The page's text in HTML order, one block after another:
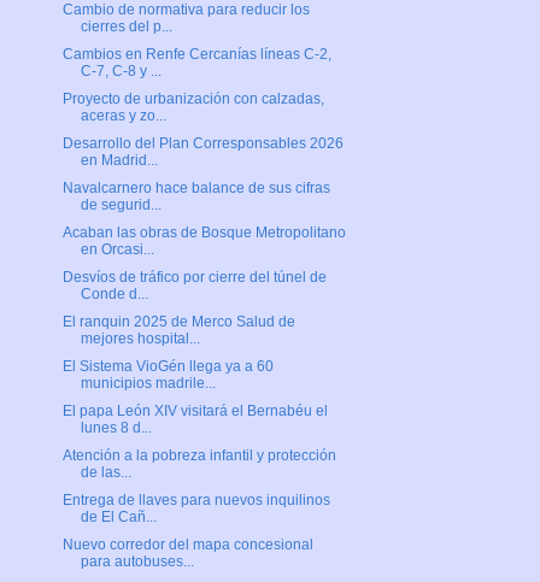
Cambio de normativa para reducir los
cierres del p...
Cambios en Renfe Cercanías líneas C-2,
C-7, C-8 y ...
Proyecto de urbanización con calzadas,
aceras y zo...
Desarrollo del Plan Corresponsables 2026
en Madrid...
Navalcarnero hace balance de sus cifras
de segurid...
Acaban las obras de Bosque Metropolitano
en Orcasi...
Desvíos de tráfico por cierre del túnel de
Conde d...
El ranquin 2025 de Merco Salud de
mejores hospital...
El Sistema VioGén llega ya a 60
municipios madrile...
El papa León XIV visitará el Bernabéu el
lunes 8 d...
Atención a la pobreza infantil y protección
de las...
Entrega de llaves para nuevos inquilinos
de El Cañ...
Nuevo corredor del mapa concesional
para autobuses...